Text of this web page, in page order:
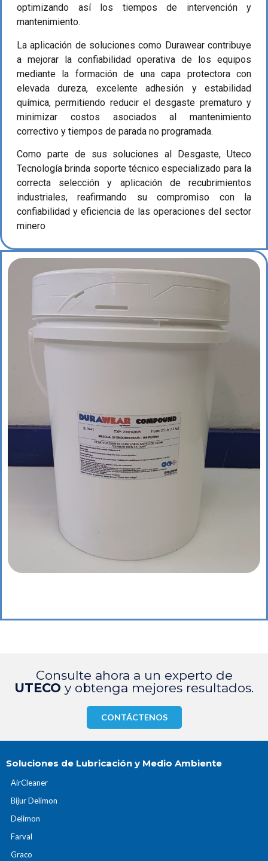
optimizando así los tiempos de intervención y
mantenimiento.
La aplicación de soluciones como Durawear contribuye
a mejorar la confiabilidad operativa de los equipos
mediante la formación de una capa protectora con
elevada dureza, excelente adhesión y estabilidad
química, permitiendo reducir el desgaste prematuro y
minimizar costos asociados al mantenimiento
correctivo y tiempos de parada no programada.
Como parte de sus soluciones al Desgaste, Uteco
Tecnología brinda soporte técnico especializado para la
correcta selección y aplicación de recubrimientos
industriales, reafirmando su compromiso con la
confiabilidad y eficiencia de las operaciones del sector
minero
Consulte ahora a un experto de
UTECO y obtenga mejores resultados.
CONTÁCTENOS
Soluciones de Lubricación y Medio Ambiente
AirCleaner
Bijur Delimon
Delimon
Farval
Graco